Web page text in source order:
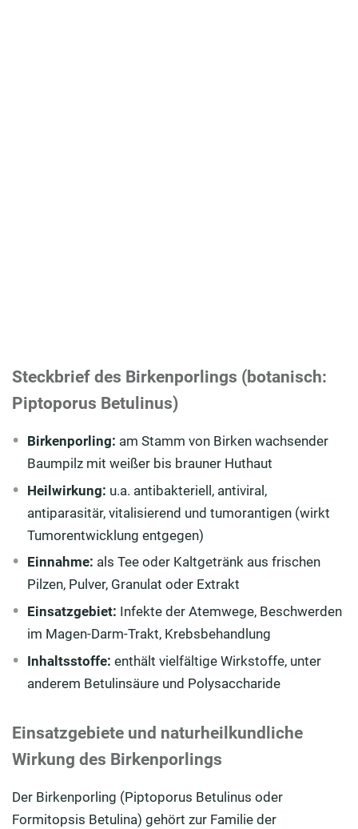
Steckbrief des Birkenporlings (botanisch:
Piptoporus Betulinus)
Birkenporling: am Stamm von Birken wachsender
Baumpilz mit weißer bis brauner Huthaut
Heilwirkung: u.a. antibakteriell, antiviral,
antiparasitär, vitalisierend und tumorantigen (wirkt
Tumorentwicklung entgegen)
Einnahme: als Tee oder Kaltgetränk aus frischen
Pilzen, Pulver, Granulat oder Extrakt
Einsatzgebiet: Infekte der Atemwege, Beschwerden
im Magen-Darm-Trakt, Krebsbehandlung
Inhaltsstoffe:enthält vielfältige Wirkstoffe, unter
anderem Betulinsäure und Polysaccharide
Einsatzgebiete und naturheilkundliche
Wirkung des Birkenporlings
Der Birkenporling (Piptoporus Betulinus oder
Formitopsis Betulina) gehört zur Familie der